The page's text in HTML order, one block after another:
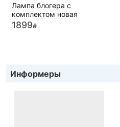
Лампа блогера с
комплектом новая
1899₴
Информеры